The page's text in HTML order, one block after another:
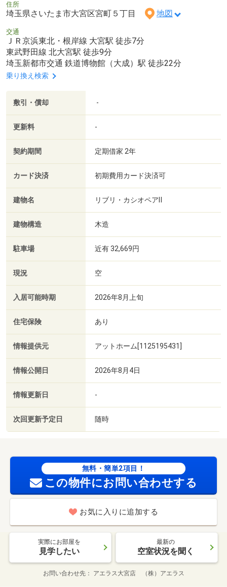
住所
埼玉県さいたま市大宮区宮町５丁目 地図
交通
ＪＲ京浜東北・根岸線 大宮駅 徒歩7分
東武野田線 北大宮駅 徒歩9分
埼玉新都市交通 鉄道博物館（大成）駅 徒歩22分
乗り換え検索
敷引・償却 -
更新料 -
契約期間 定期借家 2年
カード決済 初期費用カード決済可
建物名 リブリ・カシオペアⅡ
建物構造 木造
駐車場 近有 32,669円
現況 空
入居可能時期 2026年8月上旬
住宅保険 あり
情報提供元 アットホーム[1125195431]
情報公開日 2026年8月4日
情報更新日 -
次回更新予定日 随時
無料・簡単2項目！
この物件にお問い合わせする
お気に入りに追加する
実際にお部屋を
見学したい
最新の
空室状況を聞く
お問い合わせ先 アエラス大宮店 （株）アエラス